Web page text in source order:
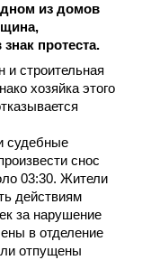
из домов
протеста.
и строительная
хозяйка этого
судебные
снос
03:30. Жители
действиям
за нарушение
в отделение
отпущены